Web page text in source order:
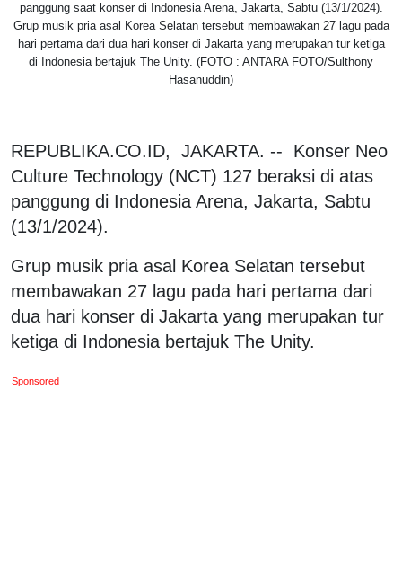
panggung saat konser di Indonesia Arena, Jakarta, Sabtu (13/1/2024).
Grup musik pria asal Korea Selatan tersebut membawakan 27 lagu pada
hari pertama dari dua hari konser di Jakarta yang merupakan tur ketiga
di Indonesia bertajuk The Unity. (FOTO : ANTARA FOTO/Sulthony
Hasanuddin)
REPUBLIKA.CO.ID, JAKARTA. -- Konser Neo
Culture Technology (NCT) 127 beraksi di atas
panggung di Indonesia Arena, Jakarta, Sabtu
(13/1/2024).
Grup musik pria asal Korea Selatan tersebut
membawakan 27 lagu pada hari pertama dari
dua hari konser di Jakarta yang merupakan tur
ketiga di Indonesia bertajuk The Unity.
Sponsored